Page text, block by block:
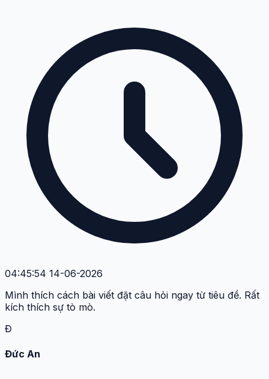
04:45:54 14-06-2026
Mình thích cách bài viết đặt câu hỏi ngay từ tiêu đề. Rất
kích thích sự tò mò.
Đ
Đức An